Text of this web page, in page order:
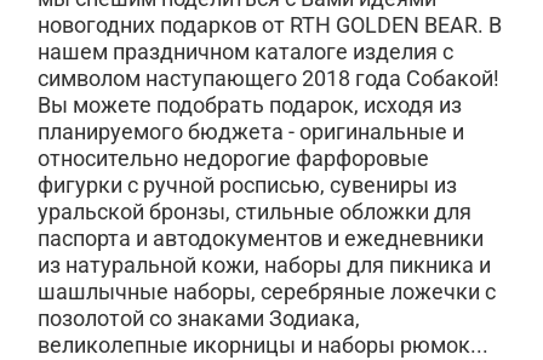
новогодних подарков от RTH GOLDEN BEAR. В
нашем праздничном каталоге изделия с
символом наступающего 2018 года Собакой!
Вы можете подобрать подарок, исходя из
планируемого бюджета - оригинальные и
относительно недорогие фарфоровые
фигурки с ручной росписью, сувениры из
уральской бронзы, стильные обложки для
паспорта и автодокументов и ежедневники
из натуральной кожи, наборы для пикника и
шашлычные наборы, серебряные ложечки с
позолотой со знаками Зодиака,
великолепные икорницы и наборы рюмок...